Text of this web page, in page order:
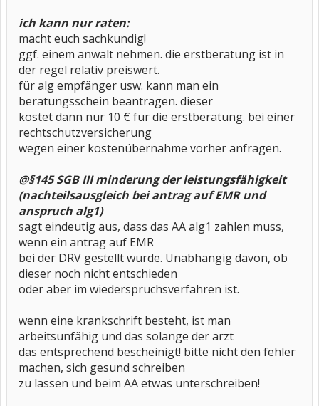
ich kann nur raten:
macht euch sachkundig!
ggf. einem anwalt nehmen. die erstberatung ist in
der regel relativ preiswert.
für alg empfänger usw. kann man ein
beratungsschein beantragen. dieser
kostet dann nur 10 € für die erstberatung. bei einer
rechtschutzversicherung
wegen einer kostenübernahme vorher anfragen.
@§145 SGB III minderung der leistungsfähigkeit
(nachteilsausgleich bei antrag auf EMR und
anspruch alg1)
sagt eindeutig aus, dass das AA alg1 zahlen muss,
wenn ein antrag auf EMR
bei der DRV gestellt wurde. Unabhängig davon, ob
dieser noch nicht entschieden
oder aber im wiederspruchsverfahren ist.
wenn eine krankschrift besteht, ist man
arbeitsunfähig und das solange der arzt
das entsprechend bescheinigt! bitte nicht den fehler
machen, sich gesund schreiben
zu lassen und beim AA etwas unterschreiben!